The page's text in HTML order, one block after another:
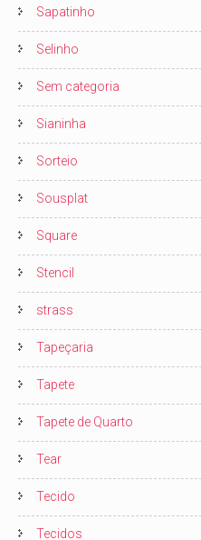
Sapatinho
Selinho
Sem categoria
Sianinha
Sorteio
Sousplat
Square
Stencil
strass
Tapeçaria
Tapete
Tapete de Quarto
Tear
Tecido
Tecidos